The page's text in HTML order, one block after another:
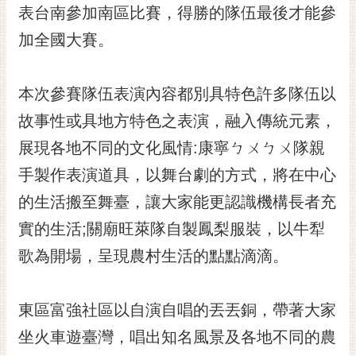
權
及
政
策
網
資
料
開
放
宣
市
府
交
表台南參加南區比賽，得勝的隊伍最後才能參
加全國大賽。
本次參賽隊伍表演內容都別具特色許多隊伍以
故事性或具地方特色之表演，融入傳統元素，
展現各地不同的文化風情:康寧ㄅㄨㄅㄨ隊親
手製作表演道具，以舞台劇的方式，將在中心
的生活搬至舞臺，讓大家能更認識機構長者充
實的生活;關廟旺萊隊自製鳳梨服裝，以牛犁
歌為開場，呈現農村生活的點點滴滴。
東區富強社區以自演自唱的丟丟銅，帶著大家
坐火車遊臺灣，唱出知名風景及各地不同的農